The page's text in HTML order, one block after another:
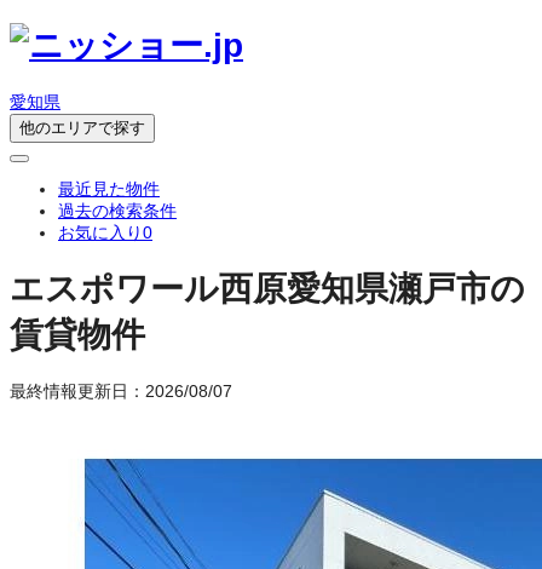
愛知県
他のエリアで探す
最近見た物件
過去の検索条件
お気に入り0
エスポワール西原愛知県瀬戸市の
賃貸物件
最終情報更新日：2026/08/07